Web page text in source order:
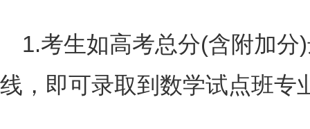
1.考生如高考总分(含附加
线，即可录取到数学试点班专